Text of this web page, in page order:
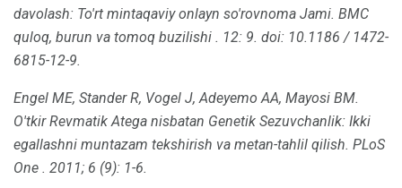
davolash: To'rt mintaqaviy onlayn so'rovnoma Jami. BMC
quloq, burun va tomoq buzilishi . 12: 9. doi: 10.1186 / 1472-
6815-12-9.
Engel ME, Stander R, Vogel J, Adeyemo AA, Mayosi BM.
O'tkir Revmatik Atega nisbatan Genetik Sezuvchanlik: Ikki
egallashni muntazam tekshirish va metan-tahlil qilish. PLoS
One . 2011; 6 (9): 1-6.